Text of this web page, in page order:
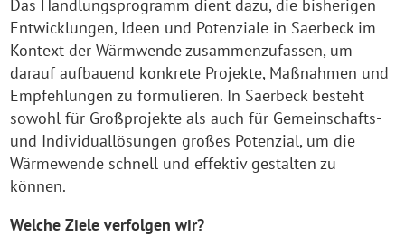
Das Handlungsprogramm dient dazu, die bisherigen
Entwicklungen, Ideen und Potenziale in Saerbeck im
Kontext der Wärmwende zusammenzufassen, um
darauf aufbauend konkrete Projekte, Maßnahmen und
Empfehlungen zu formulieren. In Saerbeck besteht
sowohl für Großprojekte als auch für Gemeinschafts-
und Individuallösungen großes Potenzial, um die
Wärmewende schnell und effektiv gestalten zu
können.
Welche Ziele verfolgen wir?